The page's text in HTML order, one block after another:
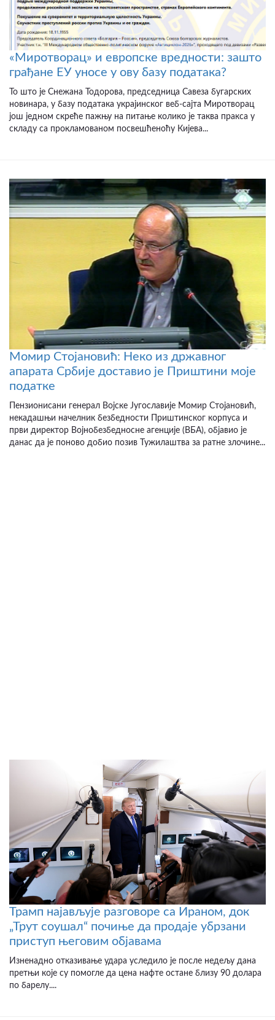
«Миротворац» и европске вредности: зашто
грађане ЕУ уносе у ову базу података?
То што је Снежана Тодорова, председница Савеза бугарских
новинара, у базу података украјинског веб-сајта Миротворац
још једном скреће пажњу на питање колико је таква пракса у
складу са прокламованом посвешћеноћу Кијева...
Момир Стојановић: Неко из државног
апарата Србије доставио је Приштини моје
податке
Пензионисани генерал Војске Југославије Момир Стојановић,
некадашњи начелник безбедности Приштинског корпуса и
први директор Војнобезбедносне агенције (ВБА), објавио је
данас да је поново добио позив Тужилаштва за ратне злочине...
Трамп најављује разговоре са Ираном, док
„Трут соушал“ почиње да продаје убрзани
приступ његовим објавама
Изненадно отказивање удара уследило је после недељу дана
претњи које су помогле да цена нафте остане близу 90 долара
по барелу....